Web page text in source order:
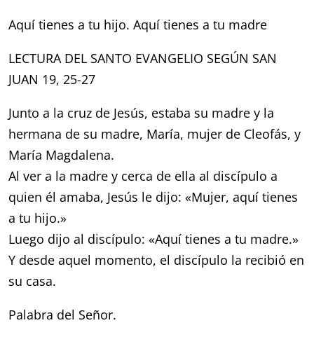
Aquí tienes a tu hijo. Aquí tienes a tu madre
LECTURA DEL SANTO EVANGELIO SEGÚN SAN
JUAN 19, 25-27
Junto a la cruz de Jesús, estaba su madre y la
hermana de su madre, María, mujer de Cleofás, y
María Magdalena.
Al ver a la madre y cerca de ella al discípulo a
quien él amaba, Jesús le dijo: «Mujer, aquí tienes
a tu hijo.»
Luego dijo al discípulo: «Aquí tienes a tu madre.»
Y desde aquel momento, el discípulo la recibió en
su casa.
Palabra del Señor.